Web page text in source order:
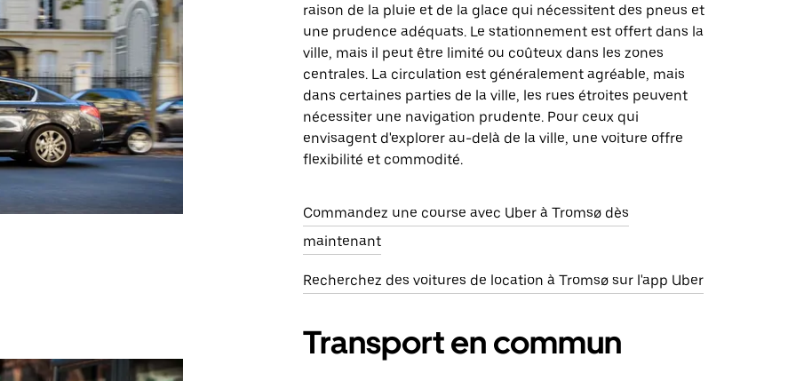
raison de la pluie et de la glace qui nécessitent des pneus et
une prudence adéquats. Le stationnement est offert dans la
ville, mais il peut être limité ou coûteux dans les zones
centrales. La circulation est généralement agréable, mais
dans certaines parties de la ville, les rues étroites peuvent
nécessiter une navigation prudente. Pour ceux qui
envisagent d'explorer au-delà de la ville, une voiture offre
flexibilité et commodité.
Commandez une course avec Uber à Tromsø dès
maintenant
Recherchez des voitures de location à Tromsø sur l'app Uber
Transport en commun